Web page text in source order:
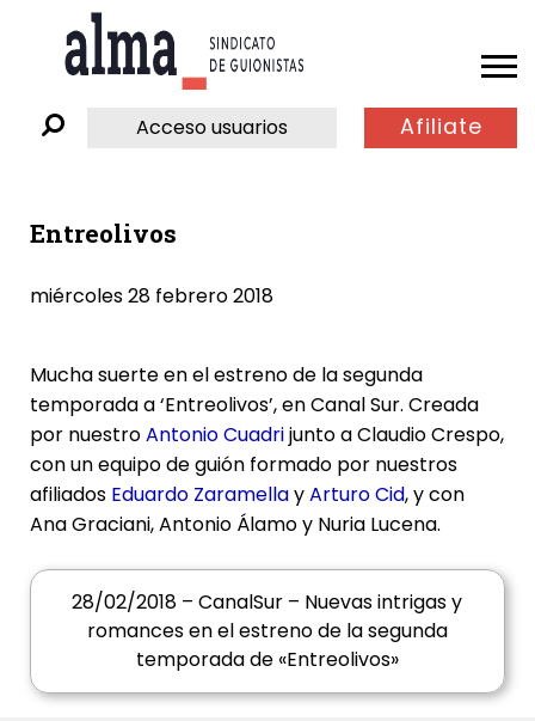
Acceso usuarios Afiliate
Entreolivos
miércoles 28 febrero 2018
Mucha suerte en el estreno de la segunda
temporada a ‘Entreolivos’, en Canal Sur. Creada
por nuestroAntonio Cuadrijunto a Claudio Crespo,
con un equipo de guión formado por nuestros
afiliados Eduardo ZaramellayArturo Cid, y con
Ana Graciani, Antonio Álamo y Nuria Lucena.
28/02/2018 – CanalSur – Nuevas intrigas y
romances en el estreno de la segunda
temporada de «Entreolivos»